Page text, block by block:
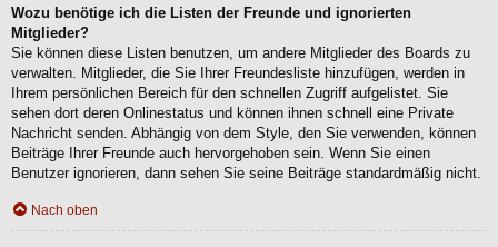
Wozu benötige ich die Listen der Freunde und ignorierten
Mitglieder?
Sie können diese Listen benutzen, um andere Mitglieder des Boards zu
verwalten. Mitglieder, die Sie Ihrer Freundesliste hinzufügen, werden in
Ihrem persönlichen Bereich für den schnellen Zugriff aufgelistet. Sie
sehen dort deren Onlinestatus und können ihnen schnell eine Private
Nachricht senden. Abhängig von dem Style, den Sie verwenden, können
Beiträge Ihrer Freunde auch hervorgehoben sein. Wenn Sie einen
Benutzer ignorieren, dann sehen Sie seine Beiträge standardmäßig nicht.
Nach oben